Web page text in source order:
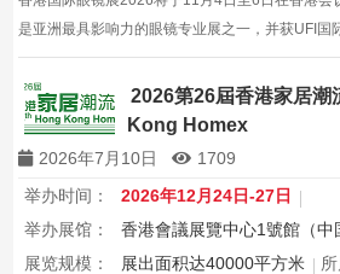
是亚洲最具影响力的眼镜专业展之一，并获UFI国
能眼镜专区与多国展馆，汇聚全球视光产品供应
坛，为展商与买家创造高效的跨境商贸与合作机…
2026第26屆香港家居
Kong Homex
2026年7月10日
1709
举办时间：
2026年12月24日-27日
举办展馆：
香港會議展覽中心1號館（中
展览规模：
展出面积达40000平方米